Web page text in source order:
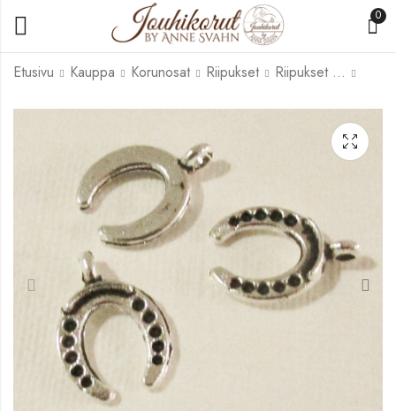
0
Etusivu Kauppa Korunosat Riipukset Riipukset korumetallia